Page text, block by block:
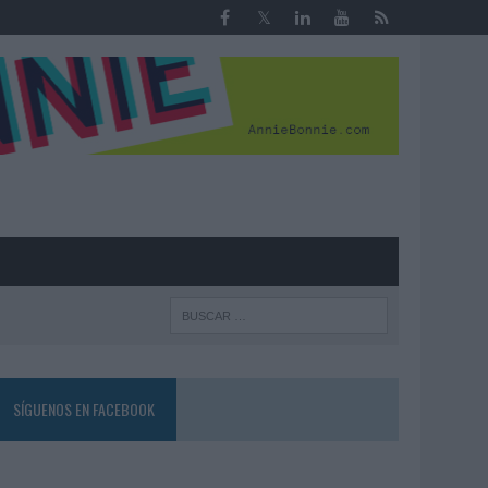
SÍGUENOS EN FACEBOOK